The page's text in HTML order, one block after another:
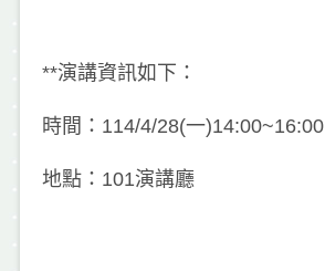
**演講資訊如下：
時間：114/4/28(一)14:00~16:00
地點：101演講廳